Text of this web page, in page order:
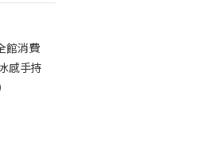
館消費
感手持